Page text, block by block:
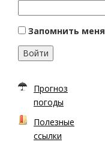
Запомнить меня
Войти
Прогноз
погоды
Полезные
ссылки